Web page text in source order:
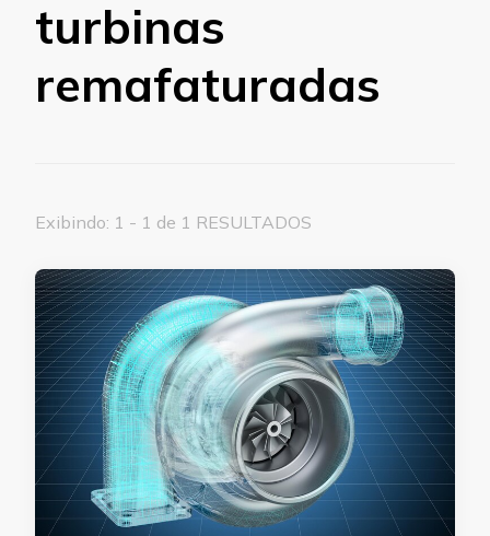
turbinas
remafaturadas
Exibindo: 1 - 1 de 1 RESULTADOS